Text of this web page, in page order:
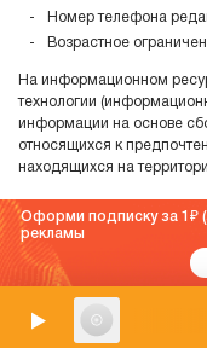
Номер телефона
Возрастное
На информационном
технологии
информации на основе
относящихся к
находящихся на
Оформи подписку за 1
рекламы